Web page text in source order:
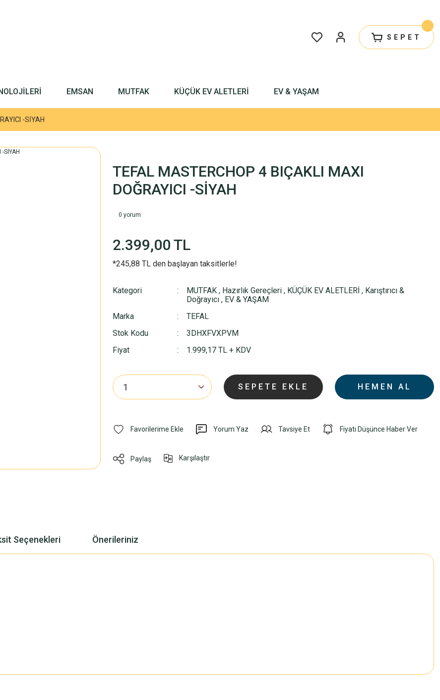
SEPET
EMSAN MUTFAK KÜÇÜK EV ALETLERİ EV & YAŞAM
-SİYAH
TEFAL MASTERCHOP 4 BIÇAKLI MAXI
DOĞRAYICI -SİYAH
0 yorum
2.399,00 TL
*245,88 TL den başlayan taksitlerle!
Kategori MUTFAK , Hazırlık Gereçleri , KÜÇÜK EV ALETLERİ , Karıştırıcı &
Doğrayıcı , EV & YAŞAM
Marka
TEFAL
Stok Kodu
3DHXFVXPVM
Fiyat
1.999,17 TL + KDV
SEPETE EKLE HEMEN AL
Yorum Yaz Tavsiye Et Fiyatı Düşünce Haber Ver
Paylaş Karşılaştır
Seçenekleri Önerileriniz